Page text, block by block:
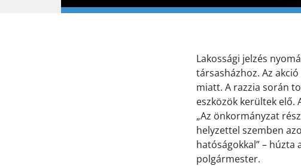
Lakossági jelzés
társasházhoz. Az
miatt. A razzia során
eszközök kerültek elő.
„Az önkormányzat
helyzettel szemben
hatóságokkal” – húzta
polgármester.